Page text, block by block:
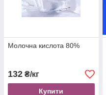
Молочна кислота 80%
132 ₴/кг
Купити